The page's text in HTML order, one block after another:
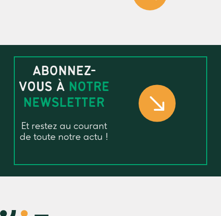
ABONNEZ-
VOUS À NOTRE
NEWSLETTER
Et restez au courant
de toute notre actu !